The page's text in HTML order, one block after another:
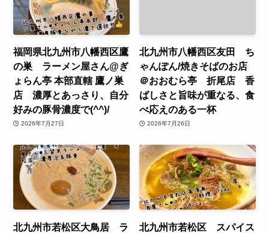
福岡県北九州市八幡西区鷹
の巣 ラーメン屋さん@ぎ
ょらん亭 本部直轄 鷹ノ巣
店 濃厚とあっさり、自分
好みの豚骨濃度で(^^)/
2026年7月27日
北九州市八幡西区友田 ち
ゃんぽん/焼きそばのお店
＠おおむら亭 折尾店 香
ばしさと旨味が重なる、食
べ応えのある一杯
2026年7月26日
北九州市若松区大鳥居 ラ
北九州市若松区 スパイス